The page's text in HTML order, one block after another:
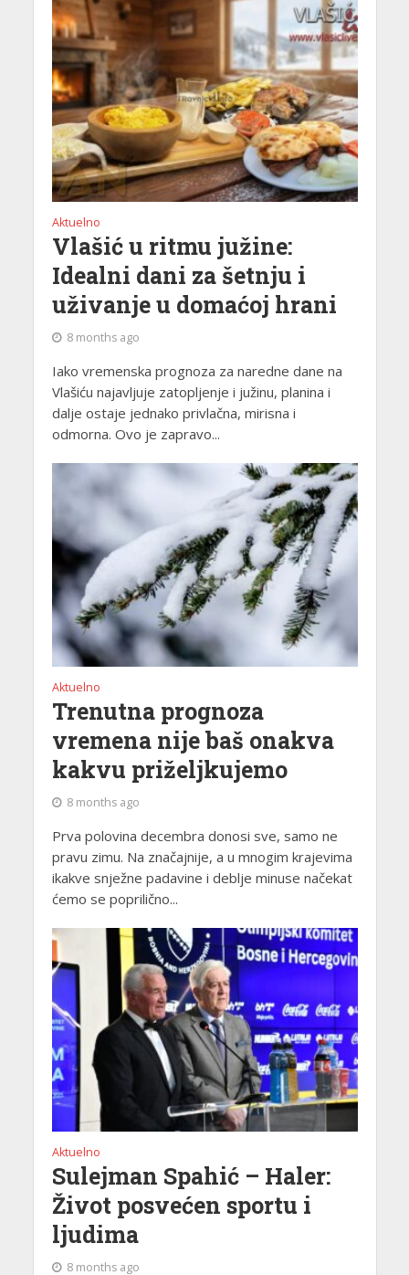
Aktuelno
Vlašić u ritmu južine:
Idealni dani za šetnju i
uživanje u domaćoj hrani
8 months ago
Iako vremenska prognoza za naredne dane na
Vlašiću najavljuje zatopljenje i južinu, planina i
dalje ostaje jednako privlačna, mirisna i
odmorna. Ovo je zapravo...
Aktuelno
Trenutna prognoza
vremena nije baš onakva
kakvu priželjkujemo
8 months ago
Prva polovina decembra donosi sve, samo ne
pravu zimu. Na značajnije, a u mnogim krajevima
ikakve snježne padavine i deblje minuse načekat
ćemo se poprilično...
Aktuelno
Sulejman Spahić – Haler:
Život posvećen sportu i
ljudima
8 months ago